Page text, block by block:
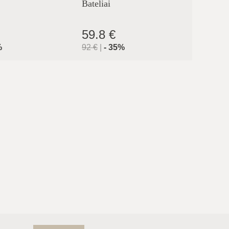
Bateliai
59.8 €
92€ - 35%